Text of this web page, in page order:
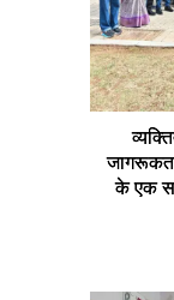
जागरूकता
के एक